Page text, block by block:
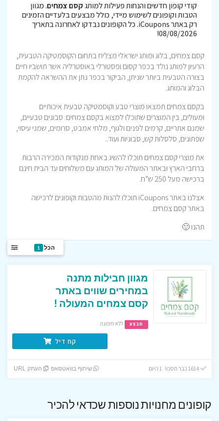
קודי קופון חדשים והנחות פעילות למותגקסם צמחים. מגוון
הטבות וקופונים לשימוש מיידי, כולל מבצעים בלעדיים הזמינים
רק באתר iCoupons. כל הקופונים נבדקו לאחרונה בתאריך
08/08/2026!
קסם צמחים, בלוג ומותג ישראלי מצליח בתחום הקוסמטיקה הטבעית,
הרעיון למותג נולד בכפר קסום ופסטורלי באוסטרליה אשר תושביו חיים
בצורה הטבעית ביותר שניתן, הביקור בכפר נתן את ההשראה להקמת
הבלוג והמותג.
בקסם צמחים תמצאו מוצרי טבע וקוסמטיקה טבעית איכותיים
ומעולים, בין המוצרים שתוכלו למצוא בקסם צמחים: סבונים טבעיים,
שמנם אתריים, קרמים לפנים ולגוף, מלחי אמבט, סרומים, שמני עיסוי,
שפתונים, סלסלות קש, סבוניות ועוד..
את מוצרי קסם צמחים תוכלו להשיג באחת מנקודות המכירה הרבות
ברחבי הארץ ובאתר המעולה של המותג עם משלוחים עד הבית חינם
ברכישה מעל 250 ש”ח.
אצלנו באתר iCoupons תוכלו להנות מהטבות וקופונים לרכישה
באתר קסם צמחים.
תהנו 🙂
הכל 1
מגוון חבילות מתנה
במחירים שווים באתר
קסם צמחים המעולה !
מבצע ללא תפוגה
קח דיל
1614 כבר חסכו! 1 היום שיתוף בוואטסאפ העתק URL
קופונים מחנויות נוספות שכדאי להכיר